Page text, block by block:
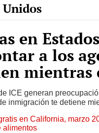
Unidos
en
a los
mientras
ICE generan
inmigración te detiene
en California, marzo
alimentos